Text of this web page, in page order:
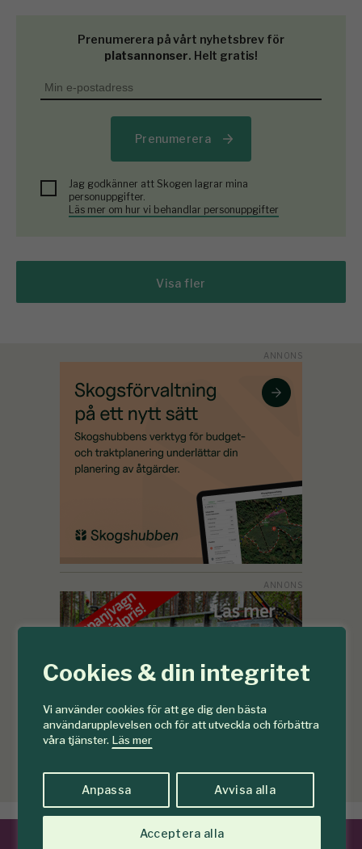
Cookies & din integritet
Vi använder cookies för att ge dig den bästa
användarupplevelsen och för att utveckla och förbättra
våra tjänster. Läs mer
Anpassa Avvisa alla
Acceptera alla
Prenumerera på vårt nyhetsbrev för
platsannonser. Helt gratis!
Prenumerera
Jag godkänner att Skogen lagrar mina
personuppgifter.
Läs mer om hur vi behandlar personuppgifter
Visa fler